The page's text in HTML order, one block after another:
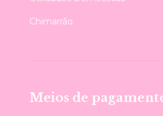
Chimarrão
Meios de